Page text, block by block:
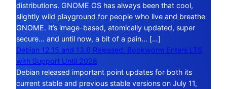
distributions. GNOME OS has always been that cool,
slightly wild playground for people who live and breathe
GNOME. It’s image-based, atomically updated, super
secure… and until now, a bit of a pain… […]
Debian 12.15 and 13.6 Released: Bookworm Enters LTS
with Support Until 2028
Debian released important point updates for both its
current stable and previous stable versions on July 11,